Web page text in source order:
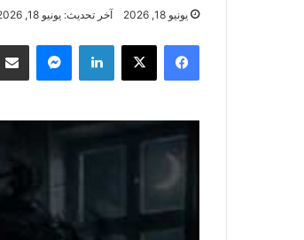
يونيو 18, 2026 آخر تحديث: يونيو 18, 2026
فيسبوك لينكدإن